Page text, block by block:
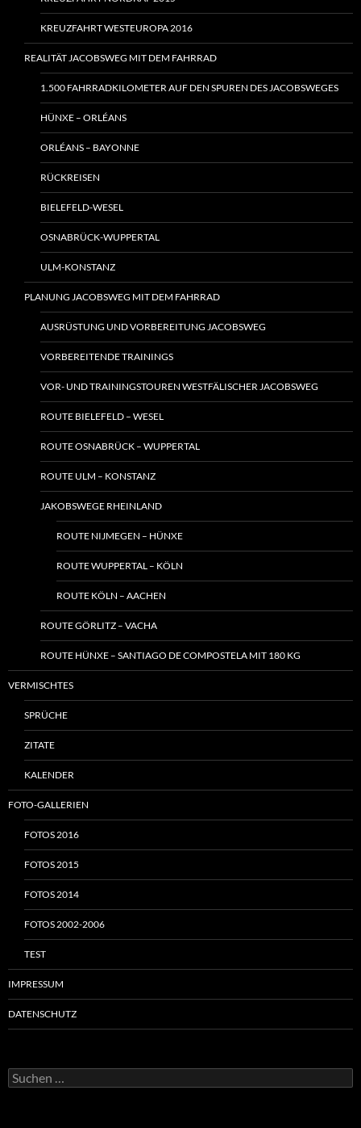
KREUZFAHRT WESTEUROPA 2016
REALITÄT JACOBSWEG MIT DEM FAHRRAD
1.500 FAHRRADKILOMETER AUF DEN SPUREN DES JACOBSWEGES
HÜNXE – ORLÉANS
ORLÉANS – BAYONNE
RÜCKREISEN
BIELEFELD-WESEL
OSNABRÜCK-WUPPERTAL
ULM-KONSTANZ
PLANUNG JACOBSWEG MIT DEM FAHRRAD
AUSRÜSTUNG UND VORBEREITUNG JACOBSWEG
VORBEREITENDE TRAININGS
VOR- UND TRAININGSTOUREN WESTFÄLISCHER JACOBSWEG
ROUTE BIELEFELD – WESEL
ROUTE OSNABRÜCK – WUPPERTAL
ROUTE ULM – KONSTANZ
JAKOBSWEGE RHEINLAND
ROUTE NIJMEGEN – HÜNXE
ROUTE WUPPERTAL – KÖLN
ROUTE KÖLN – AACHEN
ROUTE GÖRLITZ – VACHA
ROUTE HÜNXE – SANTIAGO DE COMPOSTELA MIT 180 KG
VERMISCHTES
SPRÜCHE
ZITATE
KALENDER
FOTO-GALLERIEN
FOTOS 2016
FOTOS 2015
FOTOS 2014
FOTOS 2002-2006
TEST
IMPRESSUM
DATENSCHUTZ
Suchen
nach: